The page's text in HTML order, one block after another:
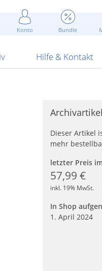
Konto Bundle
Attrappen
ARS Pirotecnia
Hilfe & Kontakt
AGB
Archivartikel
Dieser Artikel
mehr
letzter Preis
57,99 €
inkl. 19% MwSt.
In Shop
1. April 2024